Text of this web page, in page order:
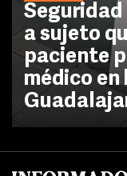
a sujeto
paciente
médico